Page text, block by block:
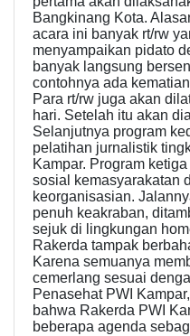
Bangkinang Kota.
acara ini banyak rt/rw
menyampaikan pidato
banyak langsung
contohnya ada
Para rt/rw juga akan
hari. Setelah itu akan
Selanjutnya program
pelatihan jurnalistik
Kampar. Program
sosial kemasyarakatan
keorganisasian.
penuh keakraban,
sejuk di lingkungan
Rakerda tampak
Karena semuanya
cemerlang sesuai
Penasehat PWI
bahwa Rakerda PWI
beberapa agenda